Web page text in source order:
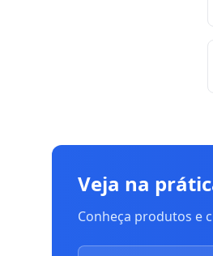
Veja na
Conheça produtos e